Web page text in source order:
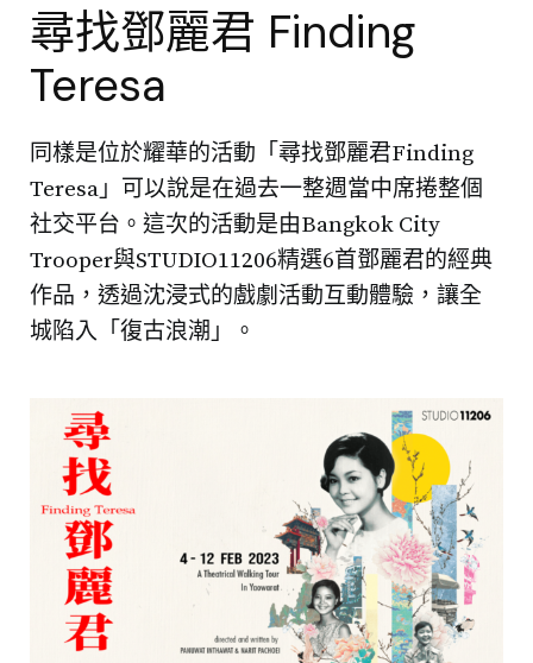
尋找鄧麗君 Finding
Teresa
同樣是位於耀華的活動「尋找鄧麗君Finding
Teresa」可以說是在過去一整週當中席捲整個
社交平台。這次的活動是由Bangkok City
Trooper與STUDIO11206精選6首鄧麗君的經典
作品，透過沈浸式的戲劇活動互動體驗，讓全
城陷入「復古浪潮」。